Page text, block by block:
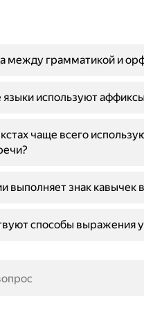
между грамматикой и
языки используют
чаще всего
выполняет знак
способы выражения